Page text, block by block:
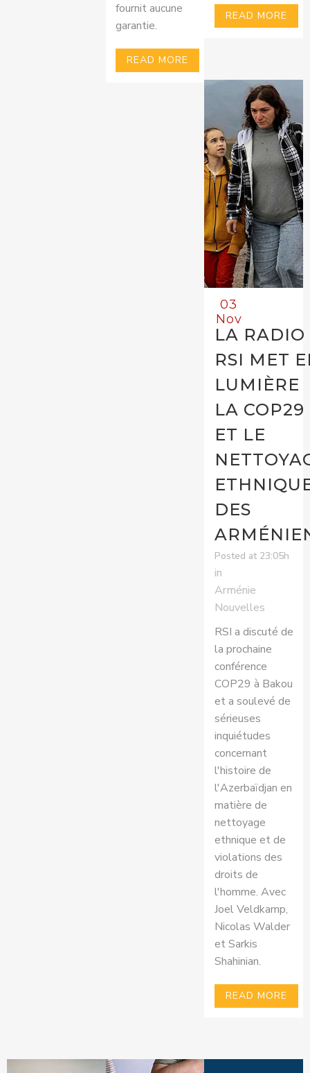
fournit aucune
garantie.
READ MORE
READ MORE
03
Nov
LA RADIO
RSI MET
LUMIÈRE
LA COP29
ET LE
DES
Posted at 23:05h
in
Arménie
Nouvelles
RSI a discuté de
la prochaine
conférence
COP29 à Bakou
et a soulevé de
sérieuses
inquiétudes
concernant
l'histoire de
l'Azerbaïdjan en
matière de
nettoyage
ethnique et de
violations des
droits de
l'homme. Avec
Joel Veldkamp,
Nicolas Walder
et Sarkis
Shahinian.
READ MORE